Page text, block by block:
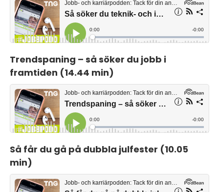
Trendspaning – så söker du jobb i
framtiden (14.44 min)
Så får du gå på dubbla julfester (10.05
min)